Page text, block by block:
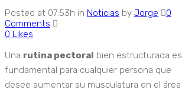
Posted at 07:53h in Noticias by Jorge
0
Comments
0 Likes
Una rutina pectoral bien estructurada es
fundamental para cualquier persona que
desee aumentar su musculatura en el área